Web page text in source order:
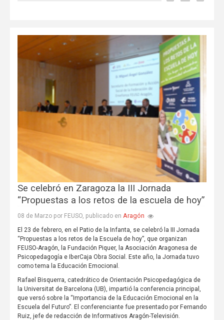
Se celebró en Zaragoza la III Jornada
“Propuestas a los retos de la escuela de hoy”
08 de Marzo por FEUSO, publicado en Aragón
El 23 de febrero, en el Patio de la Infanta, se celebró la III Jornada
“Propuestas a los retos de la Escuela de hoy”, que organizan
FEUSO-Aragón, la Fundación Piquer, la Asociación Aragonesa de
Psicopedagogía e IberCaja Obra Social. Este año, la Jornada tuvo
como tema la Educación Emocional.
Rafael Bisquerra, catedrático de Orientación Psicopedagógica de
la Universitat de Barcelona (UB), impartió la conferencia principal,
que versó sobre la “Importancia de la Educación Emocional en la
Escuela del Futuro”. El conferenciante fue presentado por Fernando
Ruiz, jefe de redacción de Informativos Aragón-Televisión.